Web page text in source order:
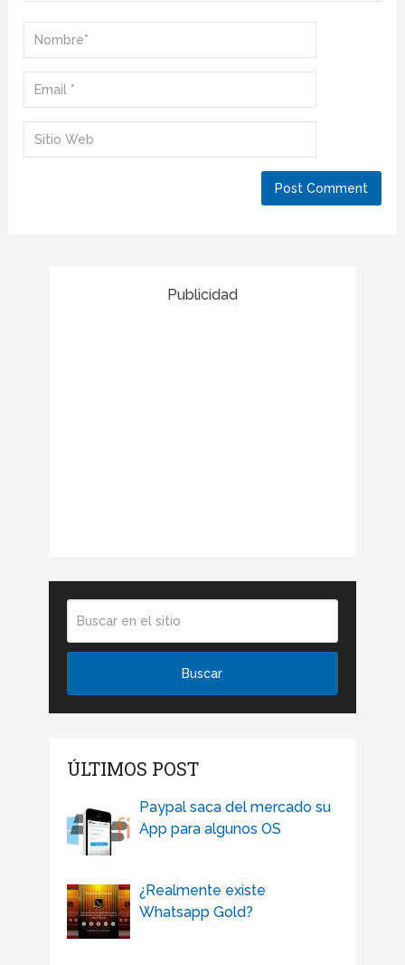
Publicidad
ÚLTIMOS POST
Paypal saca del mercado su
App para algunos OS
¿Realmente existe
Whatsapp Gold?